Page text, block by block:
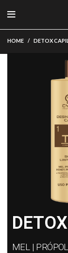
HOME DETOX
DETOX
MEL |